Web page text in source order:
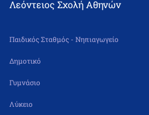
Λεόντειος Σχολή Αθηνών
Παιδικός Σταθμός - Νηπιαγωγείο
Δημοτικό
Γυμνάσιο
Λύκειο